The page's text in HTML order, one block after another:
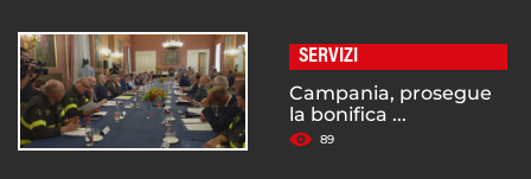
SERVIZI
Campania, prosegue
la bonifica ...
89